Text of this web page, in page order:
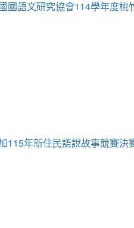
國語文研究協會114學年度
115年新住民語說故事競賽決